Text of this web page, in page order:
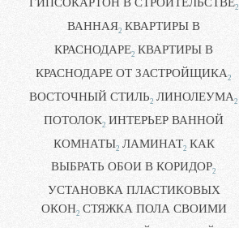
2
ВАННАЯ2 КВАРТИРЫ В
КРАСНОДАРЕ2 КВАРТИРЫ В
КРАСНОДАРЕ ОТ ЗАСТРОЙЩИКА2
ВОСТОЧНЫЙ СТИЛЬ2 ЛИНОЛЕУМА2
ПОТОЛОК2 ИНТЕРЬЕР ВАННОЙ
КОМНАТЫ2 ЛАМИНАТ2 КАК
ВЫБРАТЬ ОБОИ В КОРИДОР2
УСТАНОВКА ПЛАСТИКОВЫХ
ОКОН2 СТЯЖКА ПОЛА СВОИМИ